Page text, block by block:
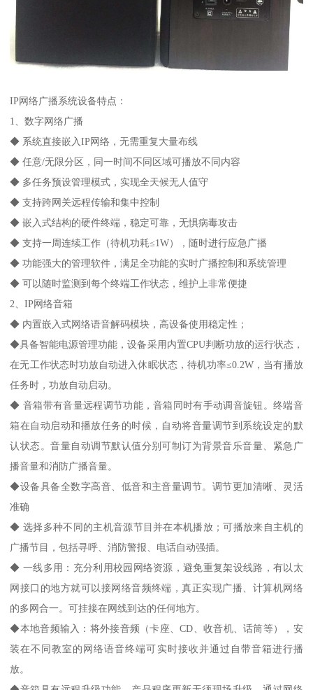
IP网络广播系统设备特点：
1、数字网络广播
◆ 系统直接嵌入IP网络，无需重复大量布线
◆ 任意/无限分区，同一时间不同区域可播放不同内容
◆ 多任务预设管理模式，实现全天候无人值守
◆ 支持跨网关远程传输和集中控制
◆ 嵌入式结构的硬件终端，稳定可靠，无惧病毒攻击
◆ 支持一周连续工作（待机功耗≤1W），随时进行应急广播
◆ 功能强大的管理软件，满足全功能的实时广播控制和系统管理
◆ 可以随时监测到每个终端工作状态，维护上非常便捷
2、IP网络音箱
◆ 内置嵌入式网络语音解码模块，高设备使用稳定性；
◆具备智能电源管理功能，设备采用内置CPU判断功放的运行状态，
在无工作状态时功放自动进入休眠状态，待机功率≤0.2W，当有播放
任务时，功放自动启动。
◆ 音箱带有音量远程调节功能，音箱同时有手动调音旋钮。终端音
箱在自动启动和播放任务的时候，自动将音量调节到系统设定的默
认状态。音量自动调节默认值分别可制订为背景音乐音量、紧急广
播音量和消防广播音量。
◆设备具备全数字高音、低音和主音量调节。调节更加清晰、灵活
准确
◆ 选择多种不同的主机音源节目并在本机播放；可播放来自主机的
广播节目，包括寻呼、消防警报、电话自动强插。
◆ 一线多用：充分利用校园网络资源，避免重复架设线路，有以太
网接口的地方就可以接网络音频终端，真正实现广播、计算机网络
的多网合一。可挂接在网线到达的任何地方。
◆本地音频输入：将外接音频（卡座、CD、收音机、话筒等），安
装在不同教室的网络语音终端可实时接收并通过自带音箱进行播
放。